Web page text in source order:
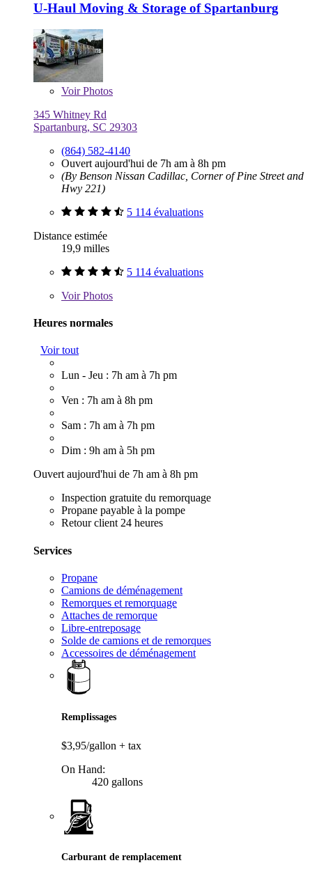
U-Haul Moving & Storage of Spartanburg
VoirPhotos
345 Whitney Rd
Spartanburg, SC 29303
(864) 582-4140
Ouvert aujourd'hui de 7h am à 8h pm
(By Benson Nissan Cadillac, Corner of Pine Street and
Hwy 221)
5 114 évaluations
Distance estimée
19,9 milles
5 114 évaluations
VoirPhotos
Heures normales
Voir tout
Lun - Jeu : 7h am à 7h pm
Ven : 7h am à 8h pm
Sam : 7h am à 7h pm
Dim : 9h am à 5h pm
Ouvert aujourd'hui de 7h am à 8h pm
Inspection gratuite du remorquage
Propane payable à la pompe
Retour client 24 heures
Services
Propane
Camions de déménagement
Remorques et remorquage
Attaches de remorque
Libre-entreposage
Solde de camions et de remorques
Accessoires de déménagement
Remplissages
$3,95/gallon + tax
On Hand:
420 gallons
Carburant de remplacement